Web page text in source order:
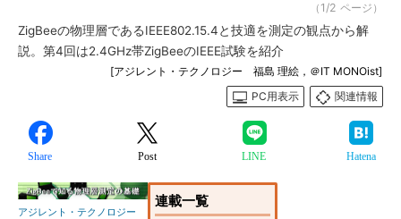
（1/2 ページ）
ZigBeeの物理層であるIEEE802.15.4と技適を測定の観点から解
説。第4回は2.4GHz帯ZigBeeのIEEE試験を紹介
[アジレント・テクノロジー 福島 理絵，＠IT MONOist]
PC用表示
関連情報
Share Post LINE Hatena
アジレント・テクノロジー
連載一覧